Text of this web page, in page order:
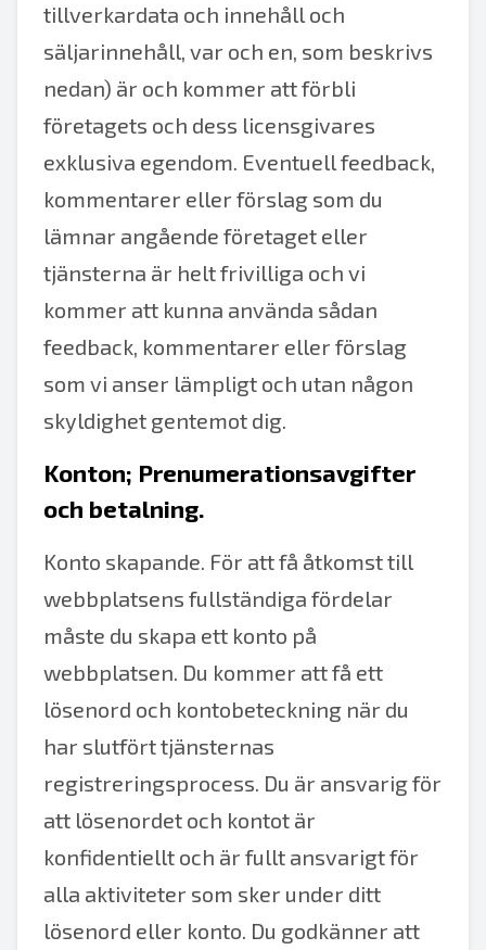
tillverkardata och innehåll och
säljarinnehåll, var och en, som beskrivs
nedan) är och kommer att förbli
företagets och dess licensgivares
exklusiva egendom. Eventuell feedback,
kommentarer eller förslag som du
lämnar angående företaget eller
tjänsterna är helt frivilliga och vi
kommer att kunna använda sådan
feedback, kommentarer eller förslag
som vi anser lämpligt och utan någon
skyldighet gentemot dig.
Konton; Prenumerationsavgifter
och betalning.
Konto skapande. För att få åtkomst till
webbplatsens fullständiga fördelar
måste du skapa ett konto på
webbplatsen. Du kommer att få ett
lösenord och kontobeteckning när du
har slutfört tjänsternas
registreringsprocess. Du är ansvarig för
att lösenordet och kontot är
konfidentiellt och är fullt ansvarigt för
alla aktiviteter som sker under ditt
lösenord eller konto. Du godkänner att